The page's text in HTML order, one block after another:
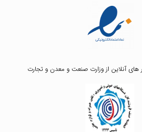
های آنلاین از وزارت صنعت و معدن و تجارت